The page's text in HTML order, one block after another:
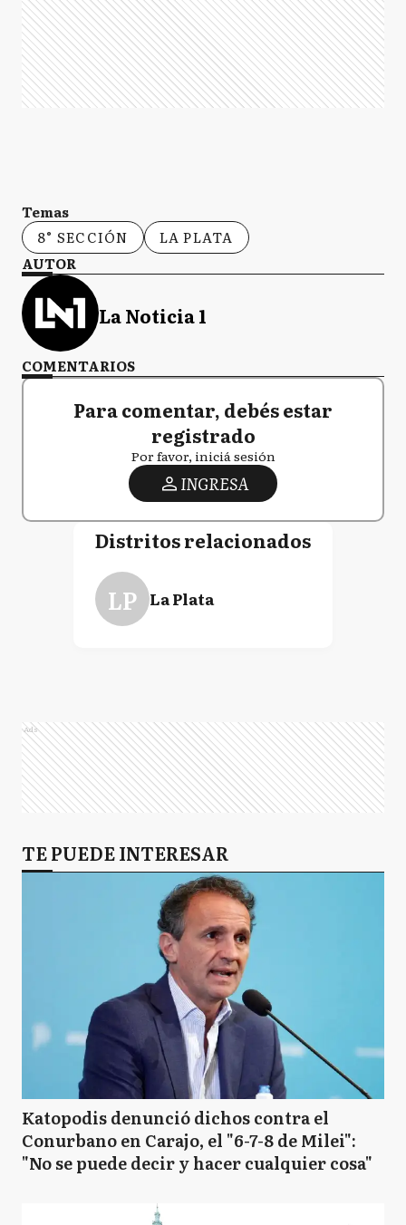
Temas
8° SECCIÓN
LA PLATA
AUTOR
La Noticia 1
COMENTARIOS
Para comentar, debés estar
registrado
Por favor, iniciá sesión
INGRESA
Distritos relacionados
LP La Plata
Ads
TE PUEDE INTERESAR
Katopodis denunció dichos contra el
Conurbano en Carajo, el "6-7-8 de Milei":
"No se puede decir y hacer cualquier cosa"